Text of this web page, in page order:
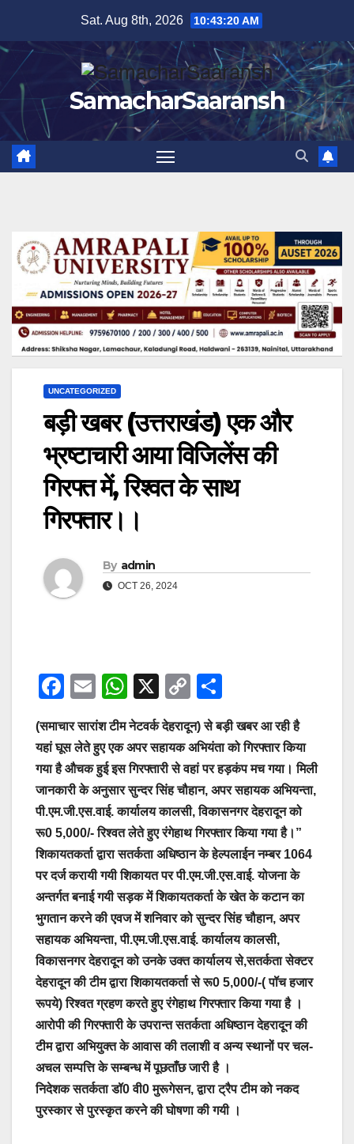
content
Sat. Aug 8th, 2026 10:43:21 AM
SamacharSaaransh
UNCATEGORIZED
बड़ी खबर (उत्तराखंड) एक और
भ्रष्टाचारी आया विजिलेंस की
गिरफ्त में, रिश्वत के साथ
गिरफ्तार।।
By admin
OCT 26, 2024
F
c
e
b
o
o
k
E
m
ail
W
h
at
s
A
p
p
X
C
p
y
Li
n
k
h
ar
e
(समाचार सारांश टीम नेटवर्क देहरादून) से बड़ी खबर आ रही है
यहां घूस लेते हुए एक अपर सहायक अभियंता को गिरफ्तार किया
गया है औचक हुई इस गिरफ्तारी से वहां पर हड़कंप मच गया। मिली
जानकारी के अनुसार सुन्दर सिंह चौहान, अपर सहायक अभियन्ता,
पी.एम.जी.एस.वाई. कार्यालय कालसी, विकासनगर देहरादून को
रू0 5,000/- रिश्वत लेते हुए रंगेहाथ गिरफ्तार किया गया है।”
शिकायतकर्ता द्वारा सतर्कता अधिष्ठान के हेल्पलाईन नम्बर 1064
पर दर्ज करायी गयी शिकायत पर पी.एम.जी.एस.वाई. योजना के
अन्तर्गत बनाई गयी सड़क में शिकायतकर्ता के खेत के कटान का
भुगतान करने की एवज में शनिवार को सुन्दर सिंह चौहान, अपर
सहायक अभियन्ता, पी.एम.जी.एस.वाई. कार्यालय कालसी,
विकासनगर देहरादून को उनके उक्त कार्यालय से,सतर्कता सेक्टर
देहरादून की टीम द्वारा शिकायतकर्ता से रू0 5,000/-( पॉच हजार
रूपये) रिश्वत ग्रहण करते हुए रंगेहाथ गिरफ्तार किया गया है ।
आरोपी की गिरफ्तारी के उपरान्त सतर्कता अधिष्ठान देहरादून की
टीम द्वारा अभियुक्त के आवास की तलाशी व अन्य स्थानों पर चल-
अचल सम्पत्ति के सम्बन्ध में पूछताँछ जारी है ।
निदेशक सतर्कता डॉ0 वी0 मुरूगेसन, द्वारा ट्रैप टीम को नकद
पुरस्कार से पुरस्कृत करने की घोषणा की गयी ।